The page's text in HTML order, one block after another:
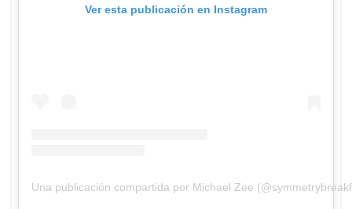
Ver esta publicación en Instagram
Una publicación compartida por Michael Zee